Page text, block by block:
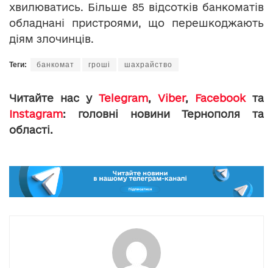
хвилюватись. Більше 85 відсотків банкоматів
обладнані пристроями, що перешкоджають
діям злочинців.
Теги: банкомат гроші шахрайство
Читайте нас у Telegram, Viber, Facebookта
Instagram: головні новини Тернополя та
області.